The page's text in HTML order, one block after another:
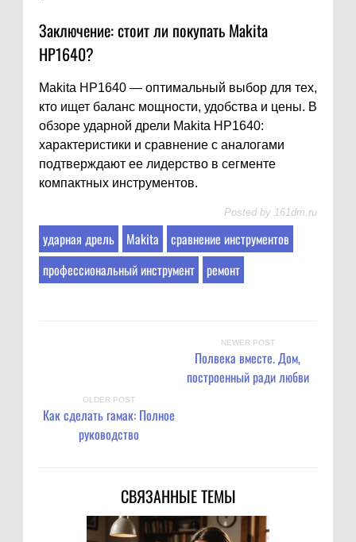
Заключение: стоит ли покупать Makita
HP1640?
Makita HP1640 — оптимальный выбор для тех,
кто ищет баланс мощности, удобства и цены. В
обзоре ударной дрели Makita HP1640:
характеристики и сравнение с аналогами
подтверждают ее лидерство в сегменте
компактных инструментов.
Posted by 161dm.ru
ударная дрель Makita
сравнение инструментов
профессиональный инструмент
ремонт
NEWER POST
Полвека вместе. Дом,
построенный ради любви
OLDER POST
Как сделать гамак: Полное
руководство
СВЯЗАННЫЕ ТЕМЫ